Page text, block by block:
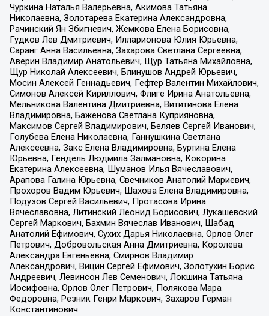
Чуркина Наталья Валерьевна, Акимова Татьяна
Николаевна, Золотарева Екатерина Александровна,
Рачинский Ян Збигневич, Жемкова Елена Борисовна,
Гудков Лев Дмитриевич, Илларионова Юлия Юрьевна,
Саранг Анна Васильевна, Захарова Светлана Сергеевна,
Аверин Владимир Анатольевич, Щур Татьяна Михайловна,
Щур Николай Алексеевич, Блинушов Андрей Юрьевич,
Мосин Алексей Геннадьевич, Гефтер Валентин Михайлович,
Симонов Алексей Кириллович, Флиге Ирина Анатольевна,
Мельникова Валентина Дмитриевна, Вититинова Елена
Владимировна, Баженова Светлана Куприяновна,
Максимов Сергей Владимирович, Беляев Сергей Иванович,
Голубева Елена Николаевна, Ганнушкина Светлана
Алексеевна, Закс Елена Владимировна, Буртина Елена
Юрьевна, Гендель Людмила Залмановна, Кокорина
Екатерина Алексеевна, Шуманов Илья Вячеславович,
Арапова Галина Юрьевна, Свечников Анатолий Мариевич,
Прохоров Вадим Юрьевич, Шахова Елена Владимировна,
Подузов Сергей Васильевич, Протасова Ирина
Вячеславовна, Литинский Леонид Борисович, Лукашевский
Сергей Маркович, Бахмин Вячеслав Иванович, Шабад
Анатолий Ефимович, Сухих Дарья Николаевна, Орлов Олег
Петрович, Добровольская Анна Дмитриевна, Королева
Александра Евгеньевна, Смирнов Владимир
Александрович, Вицин Сергей Ефимович, Золотухин Борис
Андреевич, Левинсон Лев Семенович, Локшина Татьяна
Иосифовна, Орлов Олег Петрович, Полякова Мара
Федоровна, Резник Генри Маркович, Захаров Герман
Константинович